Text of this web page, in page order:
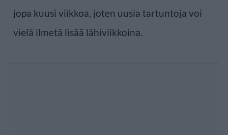
jopa kuusi viikkoa, joten uusia tartuntoja voi
vielä ilmetä lisää lähiviikkoina.